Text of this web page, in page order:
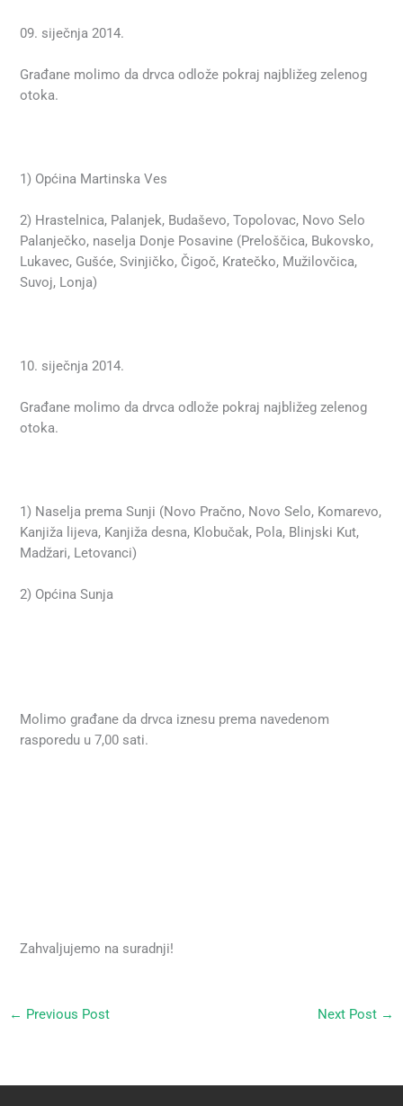
09. siječnja 2014.
Građane molimo da drvca odlože pokraj najbližeg zelenog
otoka.
1) Općina Martinska Ves
2) Hrastelnica, Palanjek, Budaševo, Topolovac, Novo Selo
Palanječko, naselja Donje Posavine (Preloščica, Bukovsko,
Lukavec, Gušće, Svinjičko, Čigoč, Kratečko, Mužilovčica,
Suvoj, Lonja)
10. siječnja 2014.
Građane molimo da drvca odlože pokraj najbližeg zelenog
otoka.
1) Naselja prema Sunji (Novo Pračno, Novo Selo, Komarevo,
Kanjiža lijeva, Kanjiža desna, Klobučak, Pola, Blinjski Kut,
Madžari, Letovanci)
2) Općina Sunja
Molimo građane da drvca iznesu prema navedenom
rasporedu u 7,00 sati.
Zahvaljujemo na suradnji!
← Previous Post Next Post →